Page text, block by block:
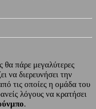
πάρε μεγαλύτερες
να διερευνήσει την
τις οποίες η ομάδα του
λόγους να κρατήσει
.